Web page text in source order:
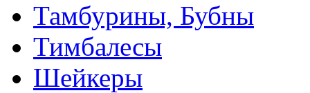
Тамбурины, Бубны
Тимбалесы
Шейкеры